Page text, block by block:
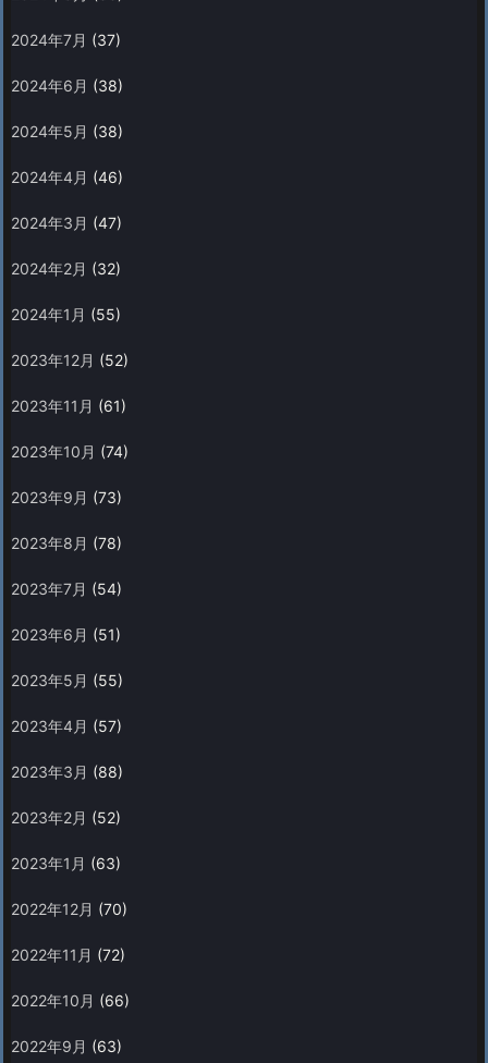
2024年7月 (37)
2024年6月 (38)
2024年5月 (38)
2024年4月 (46)
2024年3月 (47)
2024年2月 (32)
2024年1月 (55)
2023年12月 (52)
2023年11月 (61)
2023年10月 (74)
2023年9月 (73)
2023年8月 (78)
2023年7月 (54)
2023年6月 (51)
2023年5月 (55)
2023年4月 (57)
2023年3月 (88)
2023年2月 (52)
2023年1月 (63)
2022年12月 (70)
2022年11月 (72)
2022年10月 (66)
2022年9月 (63)